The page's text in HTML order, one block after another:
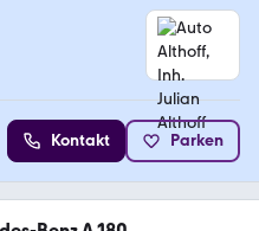
Kontakt Parken